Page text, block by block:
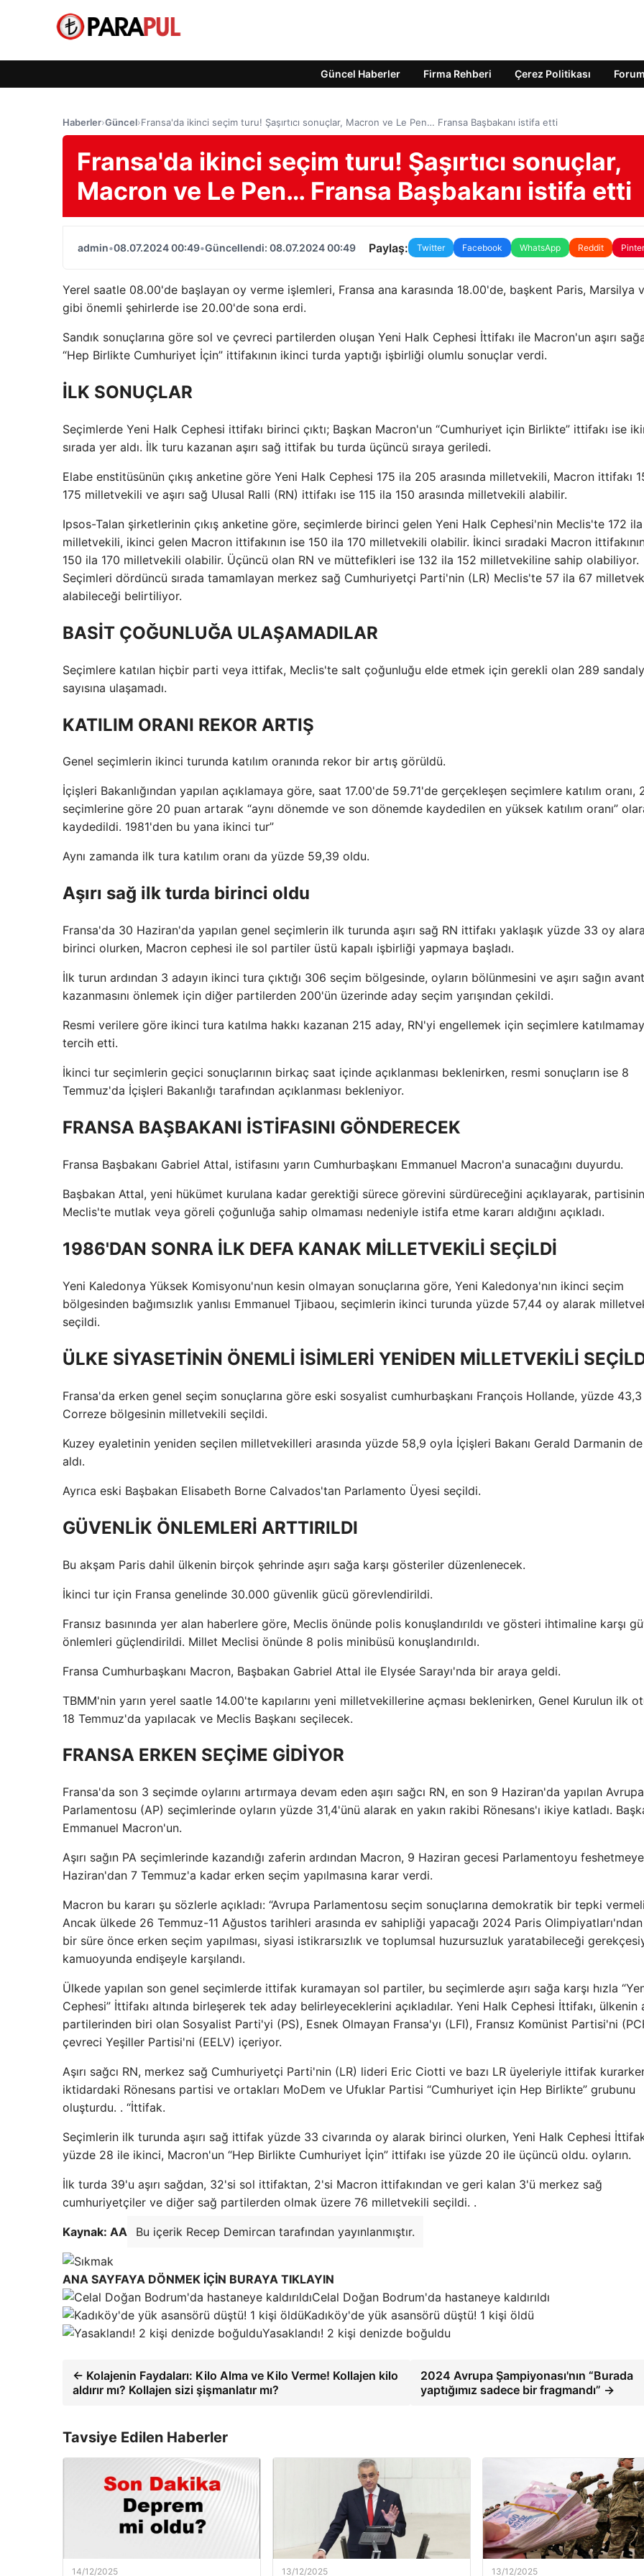
Güncel Haberler Firma Rehberi Çerez Politikası Forum
Haberler›Güncel›Fransa'da ikinci seçim turu! Şaşırtıcı sonuçlar, Macron ve Le Pen… Fransa Başbakanı istifa etti
Fransa'da ikinci seçim turu! Şaşırtıcı sonuçlar,
Macron ve Le Pen… Fransa Başbakanı istifa etti
admin•08.07.2024 00:49•Güncellendi: 08.07.2024 00:49 Paylaş: Twitter Facebook WhatsApp Reddit
Yerel saatle 08.00'de başlayan oy verme işlemleri, Fransa ana karasında 18.00'de, başkent Paris, Marsilya
gibi önemli şehirlerde ise 20.00'de sona erdi.
Sandık sonuçlarına göre sol ve çevreci partilerden oluşan Yeni Halk Cephesi İttifakı ile Macron'un aşırı
“Hep Birlikte Cumhuriyet İçin” ittifakının ikinci turda yaptığı işbirliği olumlu sonuçlar verdi.
İLK SONUÇLAR
Seçimlerde Yeni Halk Cephesi ittifakı birinci çıktı; Başkan Macron'un “Cumhuriyet için Birlikte” ittifakı ise
sırada yer aldı. İlk turu kazanan aşırı sağ ittifak bu turda üçüncü sıraya geriledi.
Elabe enstitüsünün çıkış anketine göre Yeni Halk Cephesi 175 ila 205 arasında milletvekili, Macron ittifakı
175 milletvekili ve aşırı sağ Ulusal Ralli (RN) ittifakı ise 115 ila 150 arasında milletvekili alabilir.
Ipsos-Talan şirketlerinin çıkış anketine göre, seçimlerde birinci gelen Yeni Halk Cephesi'nin Meclis'te 172
milletvekili, ikinci gelen Macron ittifakının ise 150 ila 170 milletvekili olabilir. İkinci sıradaki Macron
150 ila 170 milletvekili olabilir. Üçüncü olan RN ve müttefikleri ise 132 ila 152 milletvekiline sahip olabiliyor.
Seçimleri dördüncü sırada tamamlayan merkez sağ Cumhuriyetçi Parti'nin (LR) Meclis'te 57 ila 67
alabileceği belirtiliyor.
BASİT ÇOĞUNLUĞA ULAŞAMADILAR
Seçimlere katılan hiçbir parti veya ittifak, Meclis'te salt çoğunluğu elde etmek için gerekli olan 289
sayısına ulaşamadı.
KATILIM ORANI REKOR ARTIŞ
Genel seçimlerin ikinci turunda katılım oranında rekor bir artış görüldü.
İçişleri Bakanlığından yapılan açıklamaya göre, saat 17.00'de 59.71'de gerçekleşen seçimlere katılım oranı,
seçimlerine göre 20 puan artarak “aynı dönemde ve son dönemde kaydedilen en yüksek katılım oranı”
kaydedildi. 1981'den bu yana ikinci tur”
Aynı zamanda ilk tura katılım oranı da yüzde 59,39 oldu.
Aşırı sağ ilk turda birinci oldu
Fransa'da 30 Haziran'da yapılan genel seçimlerin ilk turunda aşırı sağ RN ittifakı yaklaşık yüzde 33 oy
birinci olurken, Macron cephesi ile sol partiler üstü kapalı işbirliği yapmaya başladı.
İlk turun ardından 3 adayın ikinci tura çıktığı 306 seçim bölgesinde, oyların bölünmesini ve aşırı sağın
kazanmasını önlemek için diğer partilerden 200'ün üzerinde aday seçim yarışından çekildi.
Resmi verilere göre ikinci tura katılma hakkı kazanan 215 aday, RN'yi engellemek için seçimlere
tercih etti.
İkinci tur seçimlerin geçici sonuçlarının birkaç saat içinde açıklanması beklenirken, resmi sonuçların ise 8
Temmuz'da İçişleri Bakanlığı tarafından açıklanması bekleniyor.
FRANSA BAŞBAKANI İSTİFASINI GÖNDERECEK
Fransa Başbakanı Gabriel Attal, istifasını yarın Cumhurbaşkanı Emmanuel Macron'a sunacağını duyurdu.
Başbakan Attal, yeni hükümet kurulana kadar gerektiği sürece görevini sürdüreceğini açıklayarak, partisinin
Meclis'te mutlak veya göreli çoğunluğa sahip olmaması nedeniyle istifa etme kararı aldığını açıkladı.
1986'DAN SONRA İLK DEFA KANAK MİLLETVEKİLİ SEÇİLDİ
Yeni Kaledonya Yüksek Komisyonu'nun kesin olmayan sonuçlarına göre, Yeni Kaledonya'nın ikinci seçim
bölgesinden bağımsızlık yanlısı Emmanuel Tjibaou, seçimlerin ikinci turunda yüzde 57,44 oy alarak
seçildi.
ÜLKE SİYASETİNİN ÖNEMLİ İSİMLERİ YENİDEN MİLLETVEKİLİ
Fransa'da erken genel seçim sonuçlarına göre eski sosyalist cumhurbaşkanı François Hollande, yüzde
Correze bölgesinin milletvekili seçildi.
Kuzey eyaletinin yeniden seçilen milletvekilleri arasında yüzde 58,9 oyla İçişleri Bakanı Gerald Darmanin
aldı.
Ayrıca eski Başbakan Elisabeth Borne Calvados'tan Parlamento Üyesi seçildi.
GÜVENLİK ÖNLEMLERİ ARTTIRILDI
Bu akşam Paris dahil ülkenin birçok şehrinde aşırı sağa karşı gösteriler düzenlenecek.
İkinci tur için Fransa genelinde 30.000 güvenlik gücü görevlendirildi.
Fransız basınında yer alan haberlere göre, Meclis önünde polis konuşlandırıldı ve gösteri ihtimaline karşı
önlemleri güçlendirildi. Millet Meclisi önünde 8 polis minibüsü konuşlandırıldı.
Fransa Cumhurbaşkanı Macron, Başbakan Gabriel Attal ile Elysée Sarayı'nda bir araya geldi.
TBMM'nin yarın yerel saatle 14.00'te kapılarını yeni milletvekillerine açması beklenirken, Genel Kurulun ilk
18 Temmuz'da yapılacak ve Meclis Başkanı seçilecek.
FRANSA ERKEN SEÇİME GİDİYOR
Fransa'da son 3 seçimde oylarını artırmaya devam eden aşırı sağcı RN, en son 9 Haziran'da yapılan Avrupa
Parlamentosu (AP) seçimlerinde oyların yüzde 31,4'ünü alarak en yakın rakibi Rönesans'ı ikiye katladı.
Emmanuel Macron'un.
Aşırı sağın PA seçimlerinde kazandığı zaferin ardından Macron, 9 Haziran gecesi Parlamentoyu
Haziran'dan 7 Temmuz'a kadar erken seçim yapılmasına karar verdi.
Macron bu kararı şu sözlerle açıkladı: “Avrupa Parlamentosu seçim sonuçlarına demokratik bir tepki
Ancak ülkede 26 Temmuz-11 Ağustos tarihleri ​​arasında ev sahipliği yapacağı 2024 Paris Olimpiyatları'ndan
bir süre önce erken seçim yapılması, siyasi istikrarsızlık ve toplumsal huzursuzluk yaratabileceği
kamuoyunda endişeyle karşılandı.
Ülkede yapılan son genel seçimlerde ittifak kuramayan sol partiler, bu seçimlerde aşırı sağa karşı hızla
Cephesi” İttifakı altında birleşerek tek aday belirleyeceklerini açıkladılar. Yeni Halk Cephesi İttifakı, ülkenin
partilerinden biri olan Sosyalist Parti'yi (PS), Esnek Olmayan Fransa'yı (LFI), Fransız Komünist Partisi'ni
çevreci Yeşiller Partisi'ni (EELV) içeriyor.
Aşırı sağcı RN, merkez sağ Cumhuriyetçi Parti'nin (LR) lideri Eric Ciotti ve bazı LR üyeleriyle ittifak
iktidardaki Rönesans partisi ve ortakları MoDem ve Ufuklar Partisi “Cumhuriyet için Hep Birlikte” grubunu
oluşturdu. . “İttifak.
Seçimlerin ilk turunda aşırı sağ ittifak yüzde 33 civarında oy alarak birinci olurken, Yeni Halk Cephesi
yüzde 28 ile ikinci, Macron'un “Hep Birlikte Cumhuriyet İçin” ittifakı ise yüzde 20 ile üçüncü oldu. oyların.
İlk turda 39'u aşırı sağdan, 32'si sol ittifaktan, 2'si Macron ittifakından ve geri kalan 3'ü merkez sağ
cumhuriyetçiler ve diğer sağ partilerden olmak üzere 76 milletvekili seçildi. .
Kaynak: AA Bu içerik Recep Demircan tarafından yayınlanmıştır.
ANA SAYFAYA DÖNMEK İÇİN BURAYA TIKLAYIN
Celal Doğan Bodrum'da hastaneye kaldırıldı
Kadıköy'de yük asansörü düştü! 1 kişi öldü
Yasaklandı! 2 kişi denizde boğuldu
← Kolajenin Faydaları: Kilo Alma ve Kilo Verme! Kollajen kilo
aldırır mı? Kollajen sizi şişmanlatır mı?
2024 Avrupa Şampiyonası'nın “Burada
yaptığımız sadece bir fragmandı” →
Tavsiye Edilen Haberler
14/12/2025 13/12/2025 13/12/2025